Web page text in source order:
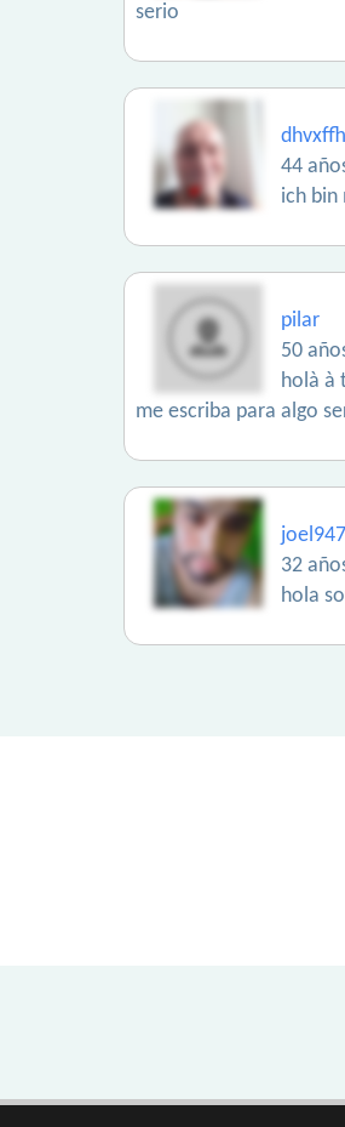
serio
dhvxffh
44
ich bin
pilar
50
holà à
me escriba para algo
32
hola